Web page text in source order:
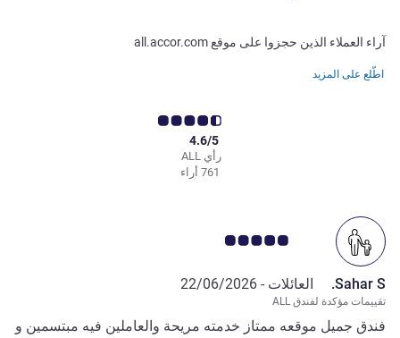
آراء العملاء الذين حجزوا على موقع all.accor.com
اطّلع على المزيد
رأي ALL
4.6/5
761 أراء
ملاحظة أراء العملاء 5.0/5
Sahar S. العائلات - 22/06/2026
تقييمات مؤكدة لفندق ALL
فندق جميل موقعه ممتاز خدمته مريحة والعاملين فيه مبتسمين و